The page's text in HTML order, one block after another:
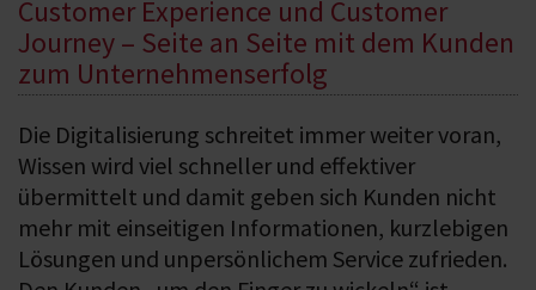
Customer Experience und Customer
Journey – Seite an Seite mit dem Kunden
zum Unternehmenserfolg
Die Digitalisierung schreitet immer weiter voran,
Wissen wird viel schneller und effektiver
übermittelt und damit geben sich Kunden nicht
mehr mit einseitigen Informationen, kurzlebigen
Lösungen und unpersönlichem Service zufrieden.